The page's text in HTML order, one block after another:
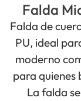
Falda
Falda de
PU, ideal
moderno
para quienes
La falda